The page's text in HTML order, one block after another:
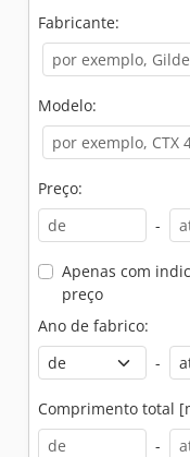
Fabricante:
Modelo:
Preço:
-
Apenas com
preço
Ano de fabrico:
-
Comprimento total
-